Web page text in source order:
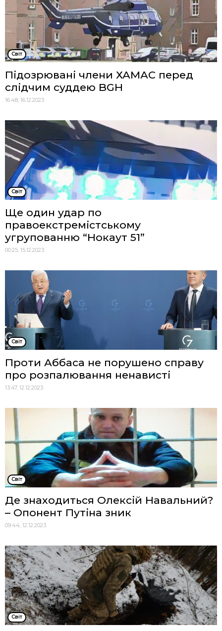
Cвіт
Підозрювані члени ХАМАС перед
слідчим суддею BGH
16:48, 16.12.2023
Cвіт
Ще один удар по
правоекстремістському
угрупованню “Нокаут 51”
00:25, 15.12.2023
Cвіт
Проти Аббаса не порушено справу
про розпалювання ненависті
13:47, 12.12.2023
Cвіт
Де знаходиться Олексій Навальний?
– Опонент Путіна зник
09:44, 12.12.2023
Cвіт